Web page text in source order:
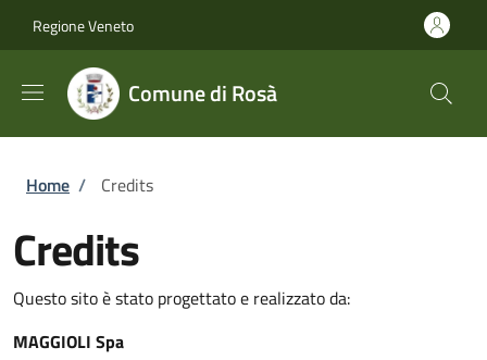
Regione Veneto
Comune di Rosà
Briciole di pane
Home / Credits
Credits
Questo sito è stato progettato e realizzato da:
MAGGIOLI Spa